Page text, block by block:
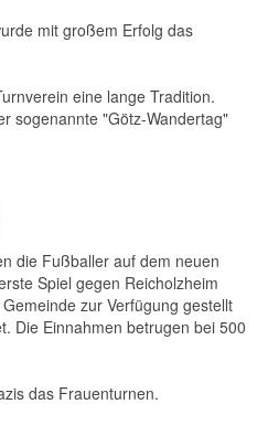
mit großem Erfolg das
eine lange Tradition.
sogenannte "Götz-Wandertag"
die Fußballer auf dem neuen
Spiel gegen Reicholzheim
zur Verfügung gestellt
Die Einnahmen betrugen bei 500
das Frauenturnen.